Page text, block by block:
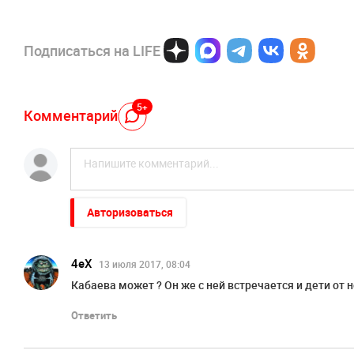
Подписаться на LIFE
Комментарий 5+
Авторизоваться
4eX 13 июля 2017, 08:04
Кабаева может ? Он же с ней встречается и дети от
Ответить